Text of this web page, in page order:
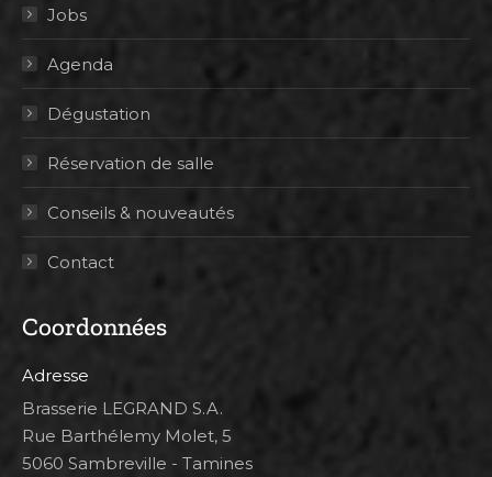
Jobs
Agenda
Dégustation
Réservation de salle
Conseils & nouveautés
Contact
Coordonnées
Adresse
Brasserie LEGRAND S.A.
Rue Barthélemy Molet, 5
5060 Sambreville - Tamines